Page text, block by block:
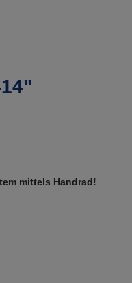
mittels Handrad!